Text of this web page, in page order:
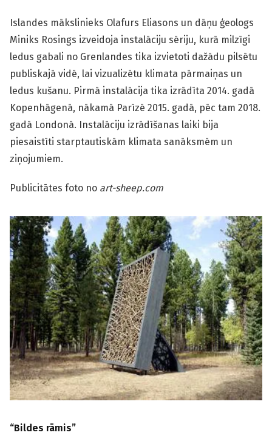
Islandes mākslinieks Olafurs Eliasons un dāņu ģeologs
Miniks Rosings izveidoja instalāciju sēriju, kurā milzīgi
ledus gabali no Grenlandes tika izvietoti dažādu pilsētu
publiskajā vidē, lai vizualizētu klimata pārmaiņas un
ledus kušanu. Pirmā instalācija tika izrādīta 2014. gadā
Kopenhāgenā, nākamā Parīzē 2015. gadā, pēc tam 2018.
gadā Londonā. Instalāciju izrādīšanas laiki bija
piesaistīti starptautiskām klimata sanāksmēm un
ziņojumiem.
Publicitātes foto no art-sheep.com
“Bildes rāmis”